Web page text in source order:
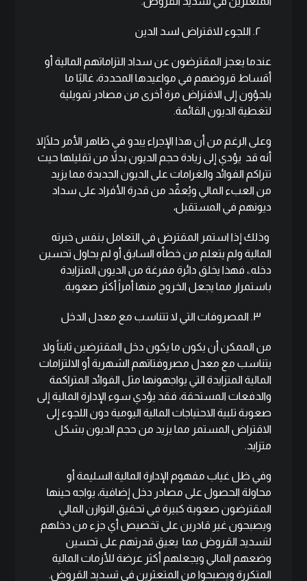
عندما يعجز المقترضون عن سداد التزاماتهم المالية أو
أقساط قروضهم في مواعيدها المحددة، غالبًا ما
يلجؤون إلى الاقتراض مرة أخرى من مصادر تمويلية
لتغطية الديون القائمة.
وعلى الرغم من أن هذا الإجراء يبدو في ظاهر الأمر حلًاإلا
أنه قد يؤدي إلى زيادة حجم الديون بدلاً من تقليلها حيث
تتراكم الفوائد والغرامات على الديون الجديدة مما يزيد
من العبء المالي ويُعقّد من قدرة الأفراد على سداد
ديونهم في المستقبل،
وذلك إذا استمر المقترض في التعامل بنفس خبرته
المالية ولم يتعلم من خطأه السابق أو لم يحاول تحسين
دخله.، فهذا يخلق دائرة مفرغة من الديون المتزايدة
باستمرار مما يجعل الخروج منها أمراً أكثر صعوبة.
من الممكن أن يكون ما يكون دخل المقترضين ثابتاً ولا
يتناسب مع معدل مصروفتاتهم الشهرية أو الالتزامات
المالية المتزايدة التي يواجهونها مثل الفوائد المتراكمة
والدفعات المستحقة، فقد يؤدي سوء الإدارة المالية إلى
صعوبة تلبية الاحتياجات المالية اليومية دون اللجوء إلى
الاقتراض المستمر مما يزيد من حجم الديون بشكل
متزايد.
وفي ظل غياب مفهوم الإدارة المالية السليمة أو
محاولة الحصول على مصادر دخل إضافية، يواجه حينها
المقترضون صعوبة كبيرة في تحقيق التوازن المالي
ويصبحون غير قادرين على تخصيص أي جزء من دخلهم
لتسديد القروض مما يعيق قدرتهم على تحسين
وضعهم المالي ويجعلهم أكثر عرضة للأزمات المالية
المتكررة ويصبحوا من المتعثرين في تسديد القروض.